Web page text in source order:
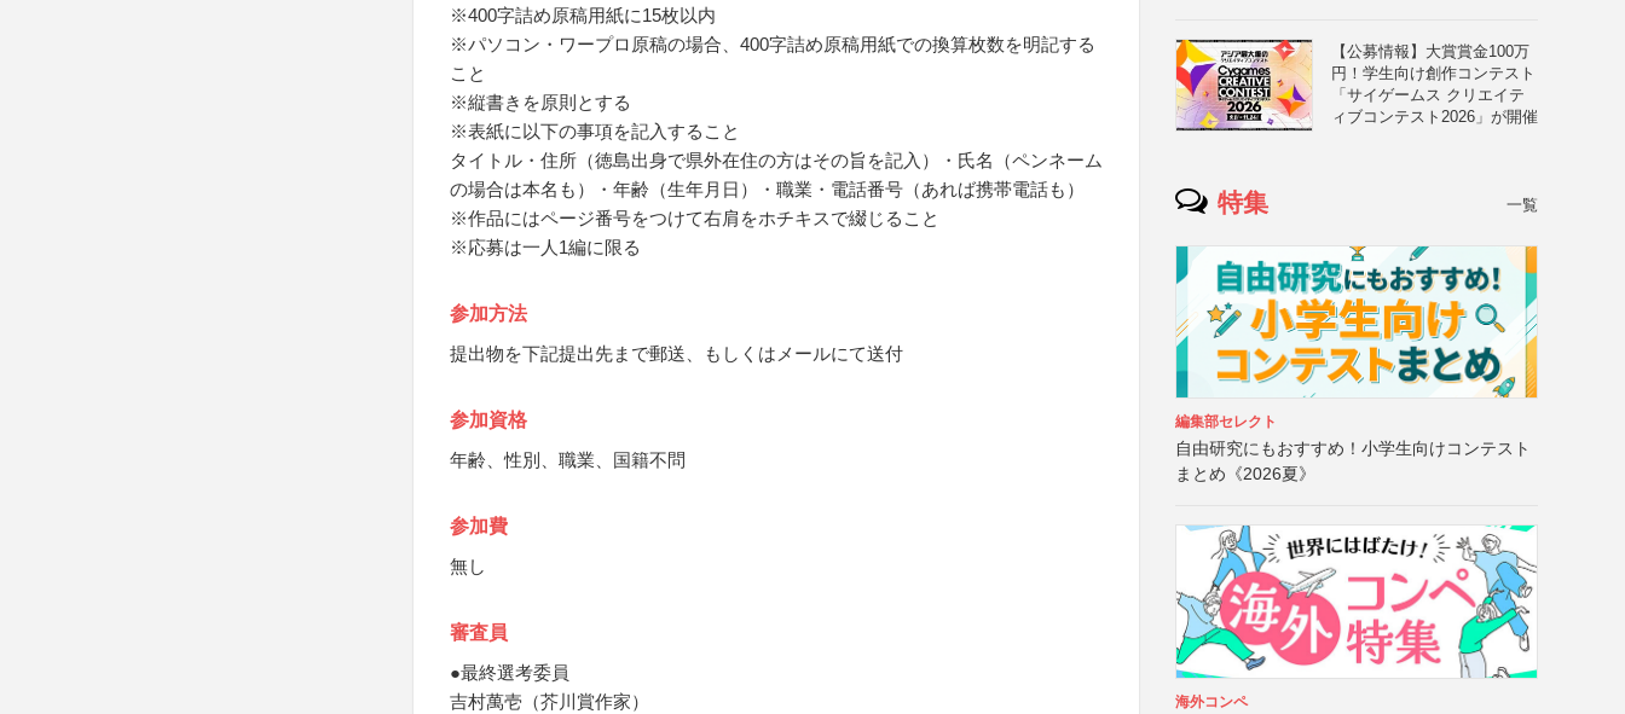
※400字詰め原稿用紙に15枚以内
※パソコン・ワープロ原稿の場合、400字詰め原稿用紙での換算枚数を明記する
こと
※縦書きを原則とする
※表紙に以下の事項を記入すること
タイトル・住所（徳島出身で県外在住の方はその旨を記入）・氏名（ペンネーム
の場合は本名も）・年齢（生年月日）・職業・電話番号（あれば携帯電話も）
※作品にはページ番号をつけて右肩をホチキスで綴じること
※応募は一人1編に限る
参加方法
提出物を下記提出先まで郵送、もしくはメールにて送付
参加資格
年齢、性別、職業、国籍不問
参加費
無し
審査員
●最終選考委員
吉村萬壱（芥川賞作家）
【公募情報】大賞賞金100万
円！学生向け創作コンテスト
「サイゲームス クリエイテ
ィブコンテスト2026」が開催
特集 一覧
編集部セレクト
自由研究にもおすすめ！小学生向けコンテスト
まとめ《2026夏》
海外コンペ